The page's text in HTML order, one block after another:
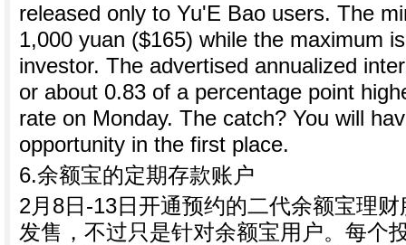
released only to Yu'E Bao users. The
1,000 yuan ($165) while the maximum
investor. The advertised annualized
or about 0.83 of a percentage point
rate on Monday. The catch? You will
opportunity in the first place.
6.余额宝的定期存款账户
2月8日-13日开通预约的二代余额宝理
发售，不过只是针对余额宝用户。每个